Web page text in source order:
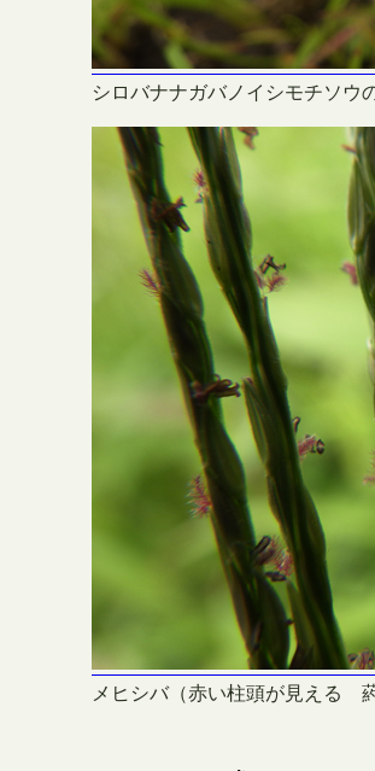
シロバナナガバノイシモチソウ
メヒシバ（赤い柱頭が見える